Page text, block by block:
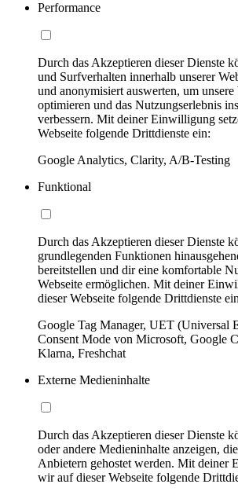
Performance
Durch das Akzeptieren dieser Dienste
und Surfverhalten innerhalb unserer
und anonymisiert auswerten, um unsere
optimieren und das Nutzungserlebnis
verbessern. Mit deiner Einwilligung
Webseite folgende Drittdienste ein:
Google Analytics, Clarity, A/B-Testing
Funktional
Durch das Akzeptieren dieser Dienste
grundlegenden Funktionen
bereitstellen und dir eine komfortable
Webseite ermöglichen. Mit deiner
dieser Webseite folgende Drittdienste
Google Tag Manager, UET (Universal
Consent Mode von Microsoft, Google
Klarna, Freshchat
Externe Medieninhalte
Durch das Akzeptieren dieser Dienste
oder andere Medieninhalte anzeigen,
Anbietern gehostet werden. Mit deiner
wir auf dieser Webseite folgende